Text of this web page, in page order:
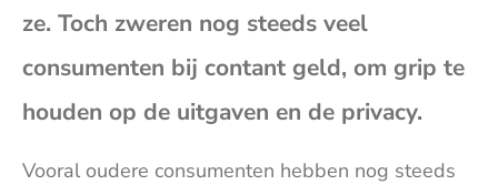
ze. Toch zweren nog steeds veel
consumenten bij contant geld, om grip te
houden op de uitgaven en de privacy.
Vooral oudere consumenten hebben nog steeds